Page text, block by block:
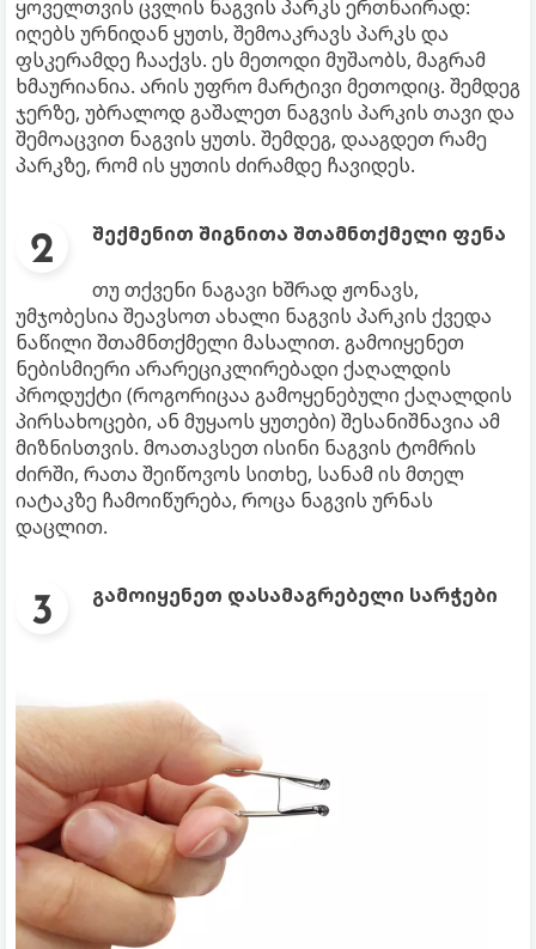
ყოველთვის ცვლის ნაგვის პარკს ერთნაირად:
იღებს ურნიდან ყუთს, შემოაკრავს პარკს და
ფსკერამდე ჩააქვს. ეს მეთოდი მუშაობს, მაგრამ
ხმაურიანია. არის უფრო მარტივი მეთოდიც. შემდეგ
ჯერზე, უბრალოდ გაშალეთ ნაგვის პარკის თავი და
შემოაცვით ნაგვის ყუთს. შემდეგ, დააგდეთ რამე
პარკზე, რომ ის ყუთის ძირამდე ჩავიდეს.
შექმენით შიგნითა შთამნთქმელი ფენა
თუ თქვენი ნაგავი ხშრად ჟონავს,
უმჯობესია შეავსოთ ახალი ნაგვის პარკის ქვედა
ნაწილი შთამნთქმელი მასალით. გამოიყენეთ
ნებისმიერი არარეციკლირებადი ქაღალდის
პროდუქტი (როგორიცაა გამოყენებული ქაღალდის
პირსახოცები, ან მუყაოს ყუთები) შესანიშნავია ამ
მიზნისთვის. მოათავსეთ ისინი ნაგვის ტომრის
ძირში, რათა შეიწოვოს სითხე, სანამ ის მთელ
იატაკზე ჩამოიწურება, როცა ნაგვის ურნას
დაცლით.
გამოიყენეთ დასამაგრებელი სარჭები